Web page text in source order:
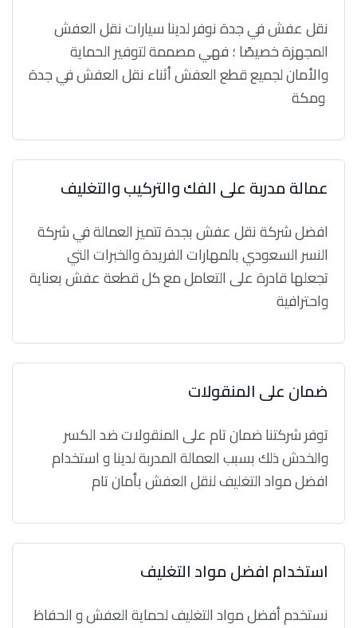
نقل عفش في جدة نوفر لدينا سيارات نقل العفش
المجهزة خصيصًا ؛ فهي مصممة لتوفير الحماية
والأمان لجميع قطع العفش أثناء نقل العفش في جدة
عمالة مدربة على الفك والتركيب والتغليف
افضل شركة نقل عفش بجدة تتميز العمالة في شركة
النسر السعودي بالمهارات الفريدة والخبرات التي
تجعلها قادرة على التعامل مع كل قطعة عفش بعناية
واحترافية
ضمان على المنقولات
توفر شركتنا ضمان تام على المنقولات ضد الكسر
والخدش ذلك بسبب العمالة المدربة لدينا و استخدام
افضل مواد التغليف لنقل العفش بأمان تام
استخدام افضل مواد التغليف
نستخدم أفضل مواد التغليف لحماية العفش و الحفاظ